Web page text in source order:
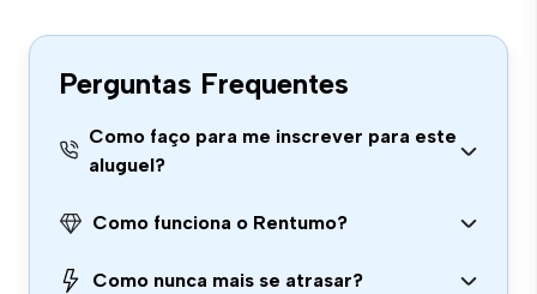
Perguntas Frequentes
Como faço para me inscrever para este
aluguel?
Como funciona o Rentumo?
Como nunca mais se atrasar?